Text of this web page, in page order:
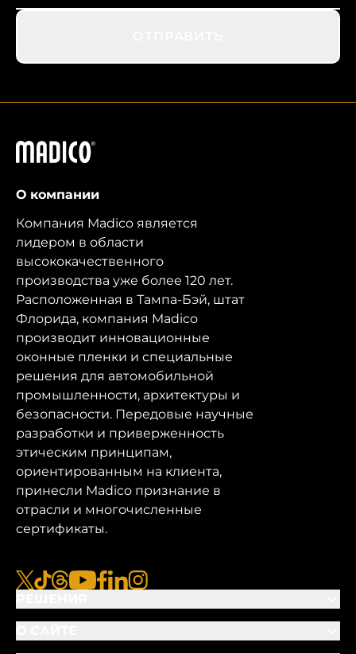
Мадико
О компании
Компания Madico является
лидером в области
высококачественного
производства уже более 120 лет.
Расположенная в Тампа-Бэй, штат
Флорида, компания Madico
производит инновационные
оконные пленки и специальные
решения для автомобильной
промышленности, архитектуры и
безопасности. Передовые научные
разработки и приверженность
этическим принципам,
ориентированным на клиента,
принесли Madico признание в
отрасли и многочисленные
сертификаты.